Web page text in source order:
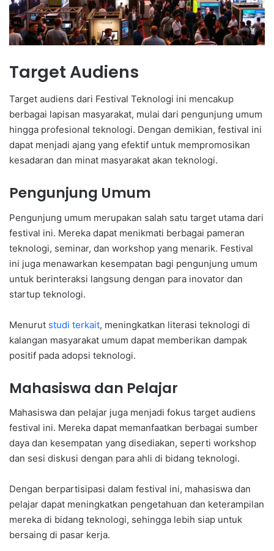
Target Audiens
Target audiens dari Festival Teknologi ini mencakup
berbagai lapisan masyarakat, mulai dari pengunjung umum
hingga profesional teknologi. Dengan demikian, festival ini
dapat menjadi ajang yang efektif untuk mempromosikan
kesadaran dan minat masyarakat akan teknologi.
Pengunjung Umum
Pengunjung umum merupakan salah satu target utama dari
festival ini. Mereka dapat menikmati berbagai pameran
teknologi, seminar, dan workshop yang menarik. Festival
ini juga menawarkan kesempatan bagi pengunjung umum
untuk berinteraksi langsung dengan para inovator dan
startup teknologi.
Menurut studi terkait, meningkatkan literasi teknologi di
kalangan masyarakat umum dapat memberikan dampak
positif pada adopsi teknologi.
Mahasiswa dan Pelajar
Mahasiswa dan pelajar juga menjadi fokus target audiens
festival ini. Mereka dapat memanfaatkan berbagai sumber
daya dan kesempatan yang disediakan, seperti workshop
dan sesi diskusi dengan para ahli di bidang teknologi.
Dengan berpartisipasi dalam festival ini, mahasiswa dan
pelajar dapat meningkatkan pengetahuan dan keterampilan
mereka di bidang teknologi, sehingga lebih siap untuk
bersaing di pasar kerja.